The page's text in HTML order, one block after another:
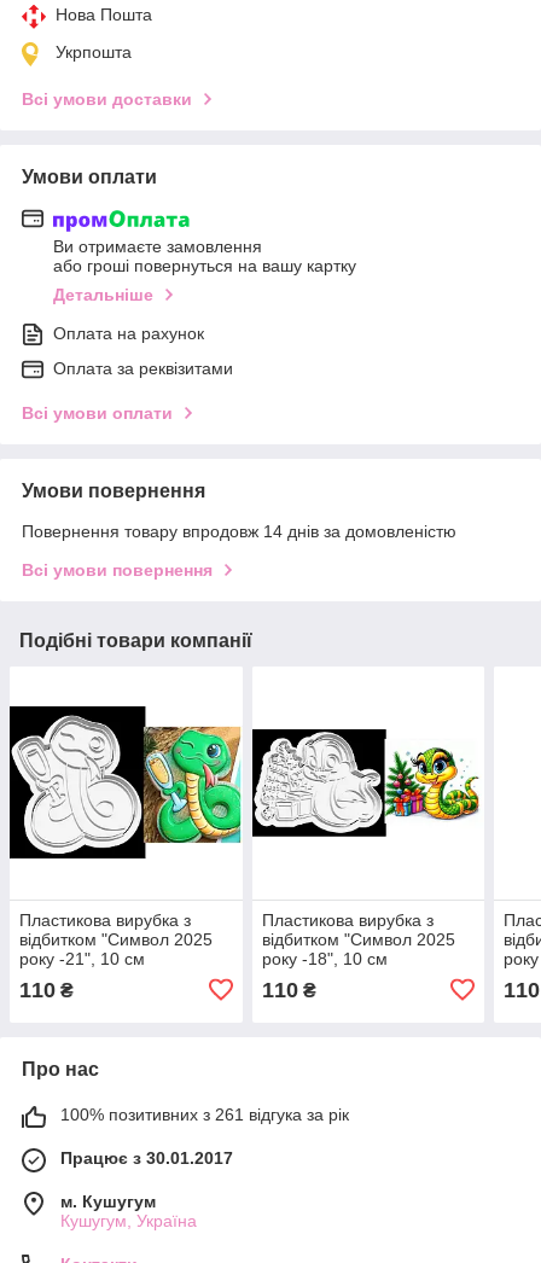
Нова Пошта
Укрпошта
Всі умови доставки
Умови оплати
Ви отримаєте замовлення
або гроші повернуться на вашу картку
Детальніше
Оплата на рахунок
Оплата за реквізитами
Всі умови оплати
Умови повернення
Повернення товару впродовж 14 днів за домовленістю
Всі умови повернення
Подібні товари компанії
Пластикова вирубка з
відбитком "Символ 2025
року -21", 10 см
110 ₴
Пластикова вирубка з
відбитком "Символ 2025
року -18", 10 см
110₴ 110
Про нас
100% позитивних з 261 відгука за рік
Працює з 30.01.2017
м. Кушугум
Кушугум, Україна